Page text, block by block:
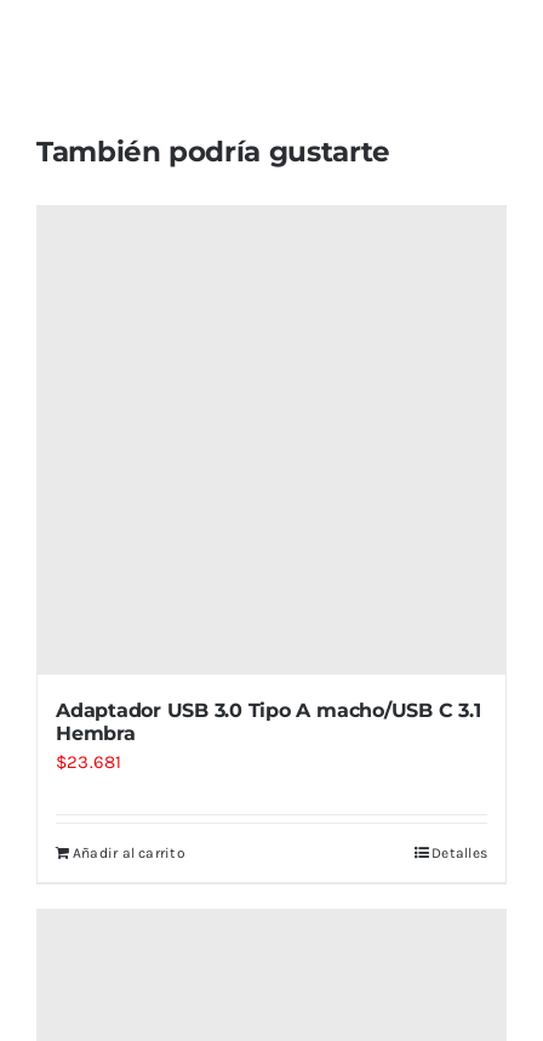
También podría gustarte
Adaptador USB 3.0 Tipo A macho/USB C 3.1
Hembra
$23.681
Añadir al carrito Detalles